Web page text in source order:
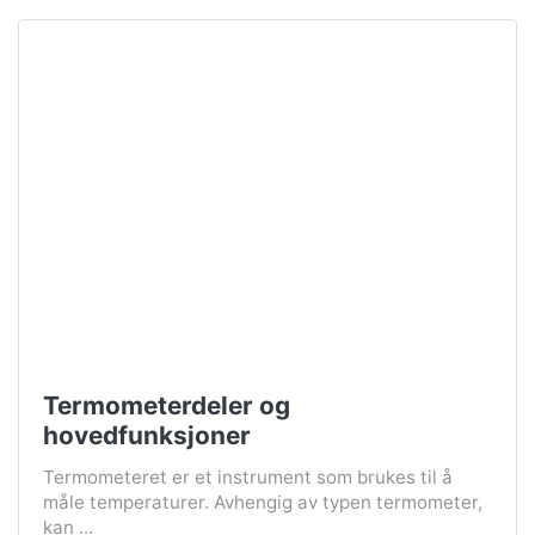
Termometerdeler og
hovedfunksjoner
Termometeret er et instrument som brukes til å
måle temperaturer. Avhengig av typen termometer,
kan ...